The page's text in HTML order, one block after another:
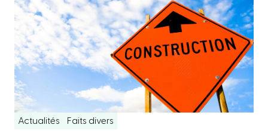
Actualités Faits divers